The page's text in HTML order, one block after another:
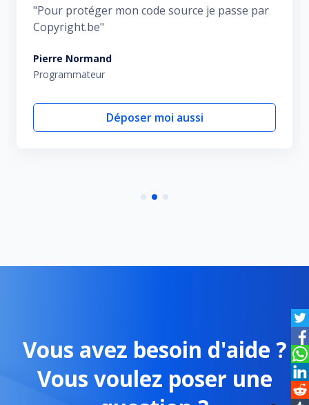
"Le plan illimité de copyright.be me permet de
protéger toutes mes photos et vidéos."
Albert Sorel
Photographe
Déposer moi aussi
Vous avez besoin d'aide ?
Vous voulez poser une